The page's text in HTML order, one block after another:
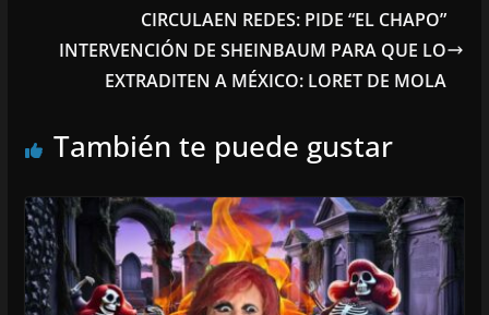
CIRCULAEN REDES: PIDE “EL CHAPO”
INTERVENCIÓN DE SHEINBAUM PARA QUE LO
EXTRADITEN A MÉXICO: LORET DE MOLA
También te puede gustar